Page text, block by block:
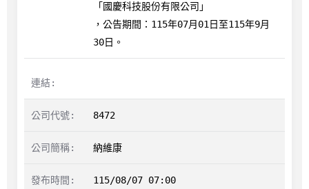
「國慶科技股份有限公司」
，公告期間：115年07月01日至115年9月
30日。
8472
納維康
115/08/07 07:00